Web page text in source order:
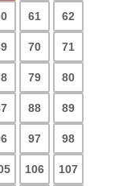
61 62
70 71
79 80
88 89
97 98
106 107